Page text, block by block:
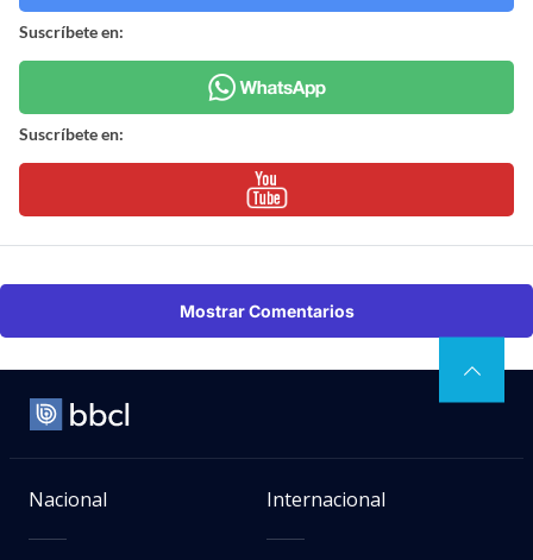
Suscríbete en:
Suscríbete en:
Mostrar Comentarios
Nacional Internacional